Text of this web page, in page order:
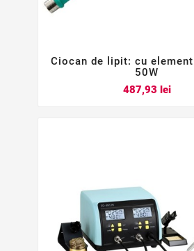
 
Ciocan de lipit: cu
50W
487,93 leiPret